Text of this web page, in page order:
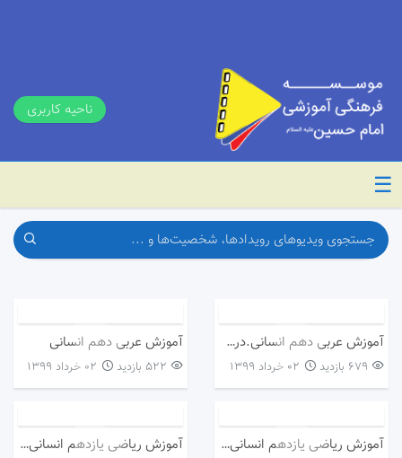
ناحیه کاربری
☰
آموزش عربی دهم انسانی.درس ۶
679 بازدید ۰۲ خرداد ۱۳۹۹
آموزش عربی دهم انسانی
522 بازدید ۰۲ خرداد ۱۳۹۹
آموزش ریاضی یازدهم انسانی.خط فقر۲ آموزش ریاضی یازدهم انسانی.نرخ بیکاری